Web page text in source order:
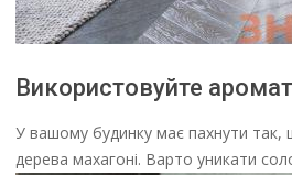
Використовуйте
У вашому будинку має пахнути так,
дерева махагоні. Варто уникати